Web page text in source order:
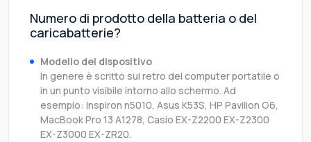
Numero di prodotto della batteria o del
caricabatterie?
Modello del dispositivo
In genere è scritto sul retro del computer portatile o
in un punto visibile intorno allo schermo. Ad
esempio: Inspiron n5010, Asus K53S, HP Pavilion G6,
MacBook Pro 13 A1278, Casio EX-Z2200 EX-Z2300
EX-Z3000 EX-ZR20.